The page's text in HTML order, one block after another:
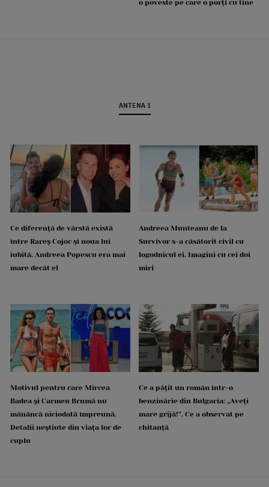
o poveste pe care o porți cu tine
ANTENA 1
Ce diferență de vârstă există
între Rareș Cojoc și noua lui
iubită. Andreea Popescu era mai
mare decât el
Andreea Munteanu de la
Survivor s-a căsătorit civil cu
logodnicul ei. Imagini cu cei doi
miri
Motivul pentru care Mircea
Badea și Carmen Brumă nu
mănâncă niciodată împreună.
Detalii neștiute din viața lor de
cuplu
Ce a pățit un român într-o
benzinărie din Bulgaria: „Aveți
mare grijă!”. Ce a observat pe
chitanță